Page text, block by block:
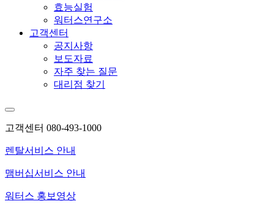
효능실험
워터스연구소
고객센터
공지사항
보도자료
자주 찾는 질문
대리점 찾기
고객센터 080-493-1000
렌탈서비스 안내
맴버십서비스 안내
워터스 홍보영상